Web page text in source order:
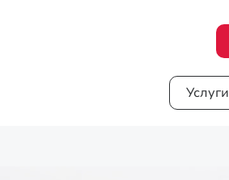
Услуги